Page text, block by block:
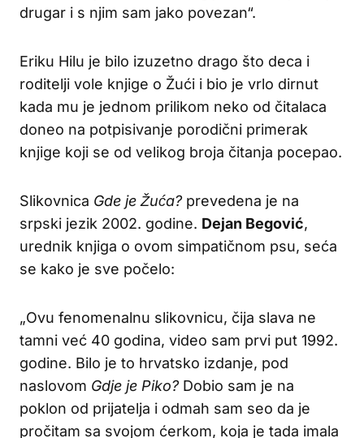
drugar i s njim sam jako povezan“.
Eriku Hilu je bilo izuzetno drago što deca i
roditelji vole knjige o Žući i bio je vrlo dirnut
kada mu je jednom prilikom neko od čitalaca
doneo na potpisivanje porodični primerak
knjige koji se od velikog broja čitanja pocepao.
Slikovnica Gde je Žuća?prevedena je na
srpski jezik 2002. godine. Dejan Begović,
urednik knjiga o ovom simpatičnom psu, seća
se kako je sve počelo:
„Ovu fenomenalnu slikovnicu, čija slava ne
tamni već 40 godina, video sam prvi put 1992.
godine. Bilo je to hrvatsko izdanje, pod
naslovom Gdje je Piko?Dobio sam je na
poklon od prijatelja i odmah sam seo da je
pročitam sa svojom ćerkom, koja je tada imala